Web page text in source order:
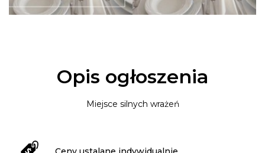
Opis ogłoszenia
Miejsce silnych wrażeń